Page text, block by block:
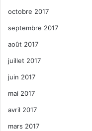
octobre 2017
septembre 2017
août 2017
juillet 2017
juin 2017
mai 2017
avril 2017
mars 2017